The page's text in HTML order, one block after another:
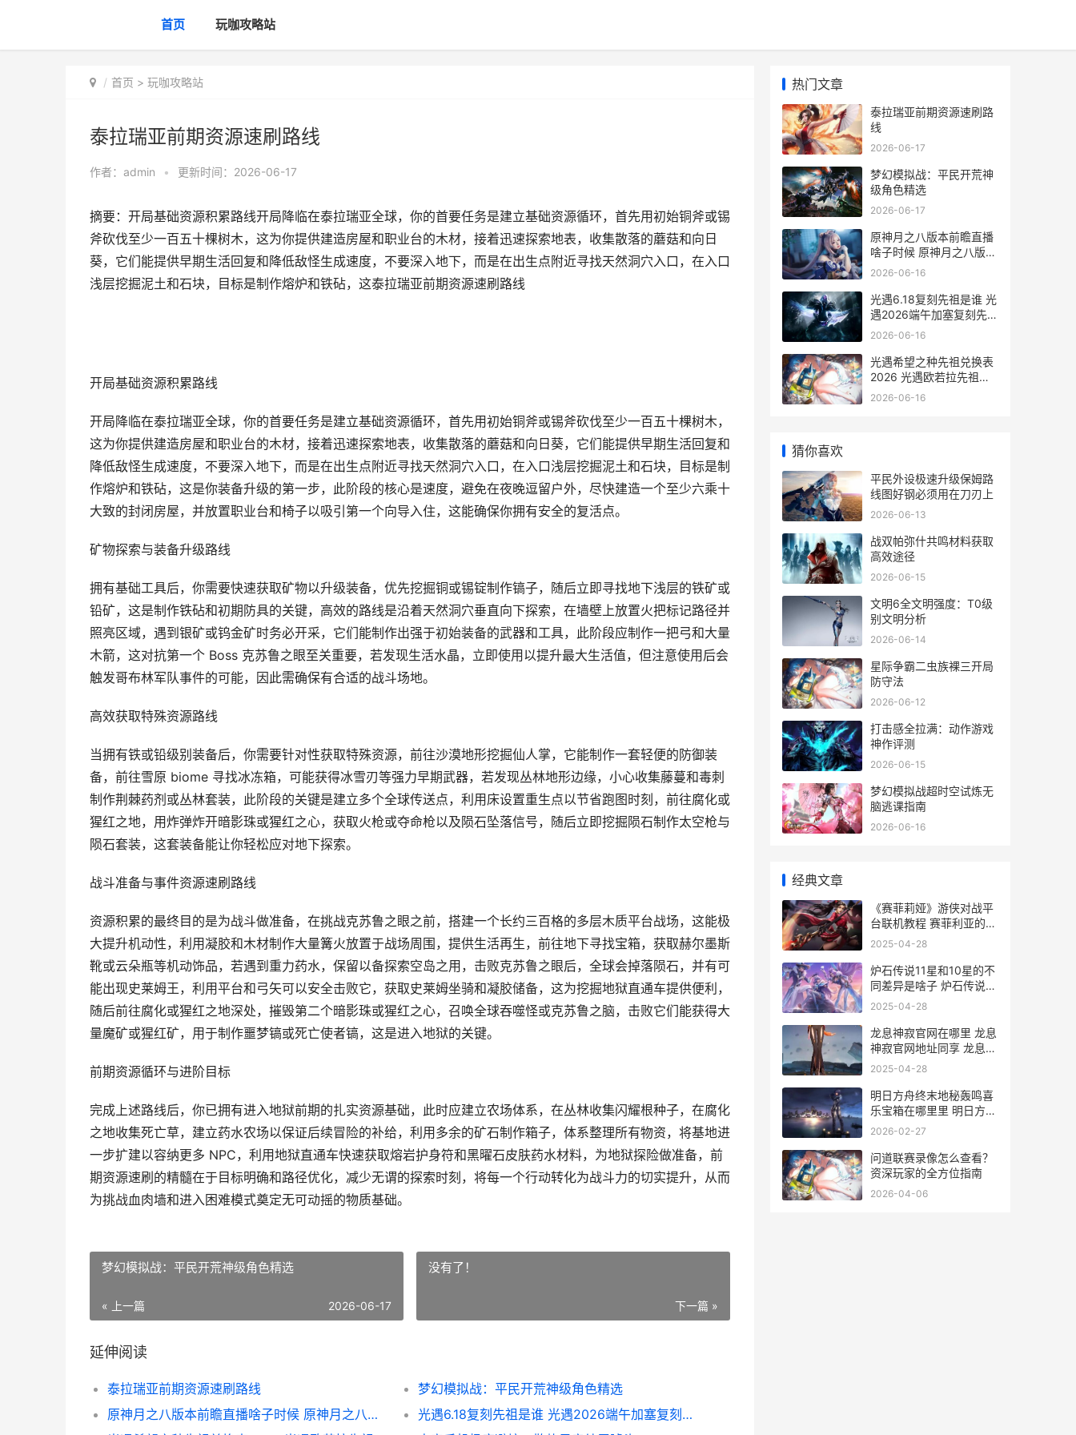
首页 玩咖攻略站
首页 > 玩咖攻略站
泰拉瑞亚前期资源速刷路线
作者： admin • 更新时间：2026-06-17
摘要：开局基础资源积累路线开局降临在泰拉瑞亚全球，你的首要任务是建立基础资源循环，首先用初始铜斧或锡
斧砍伐至少一百五十棵树木，这为你提供建造房屋和职业台的木材，接着迅速探索地表，收集散落的蘑菇和向日
葵，它们能提供早期生活回复和降低敌怪生成速度，不要深入地下，而是在出生点附近寻找天然洞穴入口，在入口
浅层挖掘泥土和石块，目标是制作熔炉和铁砧，这泰拉瑞亚前期资源速刷路线
开局基础资源积累路线
开局降临在泰拉瑞亚全球，你的首要任务是建立基础资源循环，首先用初始铜斧或锡斧砍伐至少一百五十棵树木，
这为你提供建造房屋和职业台的木材，接着迅速探索地表，收集散落的蘑菇和向日葵，它们能提供早期生活回复和
降低敌怪生成速度，不要深入地下，而是在出生点附近寻找天然洞穴入口，在入口浅层挖掘泥土和石块，目标是制
作熔炉和铁砧，这是你装备升级的第一步，此阶段的核心是速度，避免在夜晚逗留户外，尽快建造一个至少六乘十
大致的封闭房屋，并放置职业台和椅子以吸引第一个向导入住，这能确保你拥有安全的复活点。
矿物探索与装备升级路线
拥有基础工具后，你需要快速获取矿物以升级装备，优先挖掘铜或锡锭制作镐子，随后立即寻找地下浅层的铁矿或
铅矿，这是制作铁砧和初期防具的关键，高效的路线是沿着天然洞穴垂直向下探索，在墙壁上放置火把标记路径并
照亮区域，遇到银矿或钨金矿时务必开采，它们能制作出强于初始装备的武器和工具，此阶段应制作一把弓和大量
木箭，这对抗第一个 Boss 克苏鲁之眼至关重要，若发现生活水晶，立即使用以提升最大生活值，但注意使用后会
触发哥布林军队事件的可能，因此需确保有合适的战斗场地。
高效获取特殊资源路线
当拥有铁或铅级别装备后，你需要针对性获取特殊资源，前往沙漠地形挖掘仙人掌，它能制作一套轻便的防御装
备，前往雪原 biome 寻找冰冻箱，可能获得冰雪刃等强力早期武器，若发现丛林地形边缘，小心收集藤蔓和毒刺
制作荆棘药剂或丛林套装，此阶段的关键是建立多个全球传送点，利用床设置重生点以节省跑图时刻，前往腐化或
猩红之地，用炸弹炸开暗影珠或猩红之心，获取火枪或夺命枪以及陨石坠落信号，随后立即挖掘陨石制作太空枪与
陨石套装，这套装备能让你轻松应对地下探索。
战斗准备与事件资源速刷路线
资源积累的最终目的是为战斗做准备，在挑战克苏鲁之眼之前，搭建一个长约三百格的多层木质平台战场，这能极
大提升机动性，利用凝胶和木材制作大量篝火放置于战场周围，提供生活再生，前往地下寻找宝箱，获取赫尔墨斯
靴或云朵瓶等机动饰品，若遇到重力药水，保留以备探索空岛之用，击败克苏鲁之眼后，全球会掉落陨石，并有可
能出现史莱姆王，利用平台和弓矢可以安全击败它，获取史莱姆坐骑和凝胶储备，这为挖掘地狱直通车提供便利，
随后前往腐化或猩红之地深处，摧毁第二个暗影珠或猩红之心，召唤全球吞噬怪或克苏鲁之脑，击败它们能获得大
量魔矿或猩红矿，用于制作噩梦镐或死亡使者镐，这是进入地狱的关键。
前期资源循环与进阶目标
完成上述路线后，你已拥有进入地狱前期的扎实资源基础，此时应建立农场体系，在丛林收集闪耀根种子，在腐化
之地收集死亡草，建立药水农场以保证后续冒险的补给，利用多余的矿石制作箱子，体系整理所有物资，将基地进
一步扩建以容纳更多 NPC，利用地狱直通车快速获取熔岩护身符和黑曜石皮肤药水材料，为地狱探险做准备，前
期资源速刷的精髓在于目标明确和路径优化，减少无谓的探索时刻，将每一个行动转化为战斗力的切实提升，从而
为挑战血肉墙和进入困难模式奠定无可动摇的物质基础。
梦幻模拟战：平民开荒神级角色精选
« 上一篇 2026-06-17
没有了！
下一篇 »
延伸阅读
泰拉瑞亚前期资源速刷路线
梦幻模拟战：平民开荒神级角色精选
原神月之八版本前瞻直播啥子时候 原神月之八版本前瞻直播时间 元神月之秘宝怎么开
光遇6.18复刻先祖是谁 光遇2026端午加塞复刻先祖说明 光遇复刻6.17先祖
热门文章
泰拉瑞亚前期资源速刷路
线
2026-06-17
梦幻模拟战：平民开荒神
级角色精选
2026-06-17
原神月之八版本前瞻直播
啥子时候 原神月之八版本
前瞻直播时间 元神月之秘
2026-06-16
光遇6.18复刻先祖是谁 光
遇2026端午加塞复刻先祖
说明 光遇复刻6.17先祖
2026-06-16
光遇希望之种先祖兑换表
2026 光遇欧若拉先祖兑
换表 光遇希望之种先祖在
2026-06-16
猜你喜欢
平民外设极速升级保姆路
线图好钢必须用在刀刃上
2026-06-13
战双帕弥什共鸣材料获取
高效途径
2026-06-15
文明6全文明强度：T0级
别文明分析
2026-06-14
星际争霸二虫族裸三开局
防守法
2026-06-12
打击感全拉满：动作游戏
神作评测
2026-06-15
梦幻模拟战超时空试炼无
脑逃课指南
2026-06-16
经典文章
《赛菲莉娅》游侠对战平
台联机教程 赛菲利亚的困
境黑白中文
2025-04-28
炉石传说11星和10星的不
同差异是啥子 炉石传说11
星和10星的不同差异概括
2025-04-28
龙息神寂官网在哪里 龙息
神寂官网地址同享 龙息
txt
2025-04-28
明日方舟终末地秘轰鸣喜
乐宝箱在哪里里 明日方舟
终末地轰鸣喜乐宝箱位置
戏
2026-02-27
问道联赛录像怎么查看？
资深玩家的全方位指南
2026-04-06